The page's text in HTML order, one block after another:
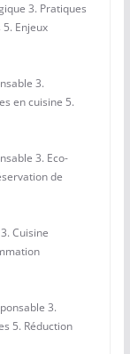
3. Pratiques
Enjeux
3.
en cuisine 5.
3. Eco-
de
Cuisine
3.
5. Réduction